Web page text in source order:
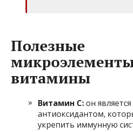
Полезные
витамины
Витамин С:он
антиоксидантом,
укрепить иммунную